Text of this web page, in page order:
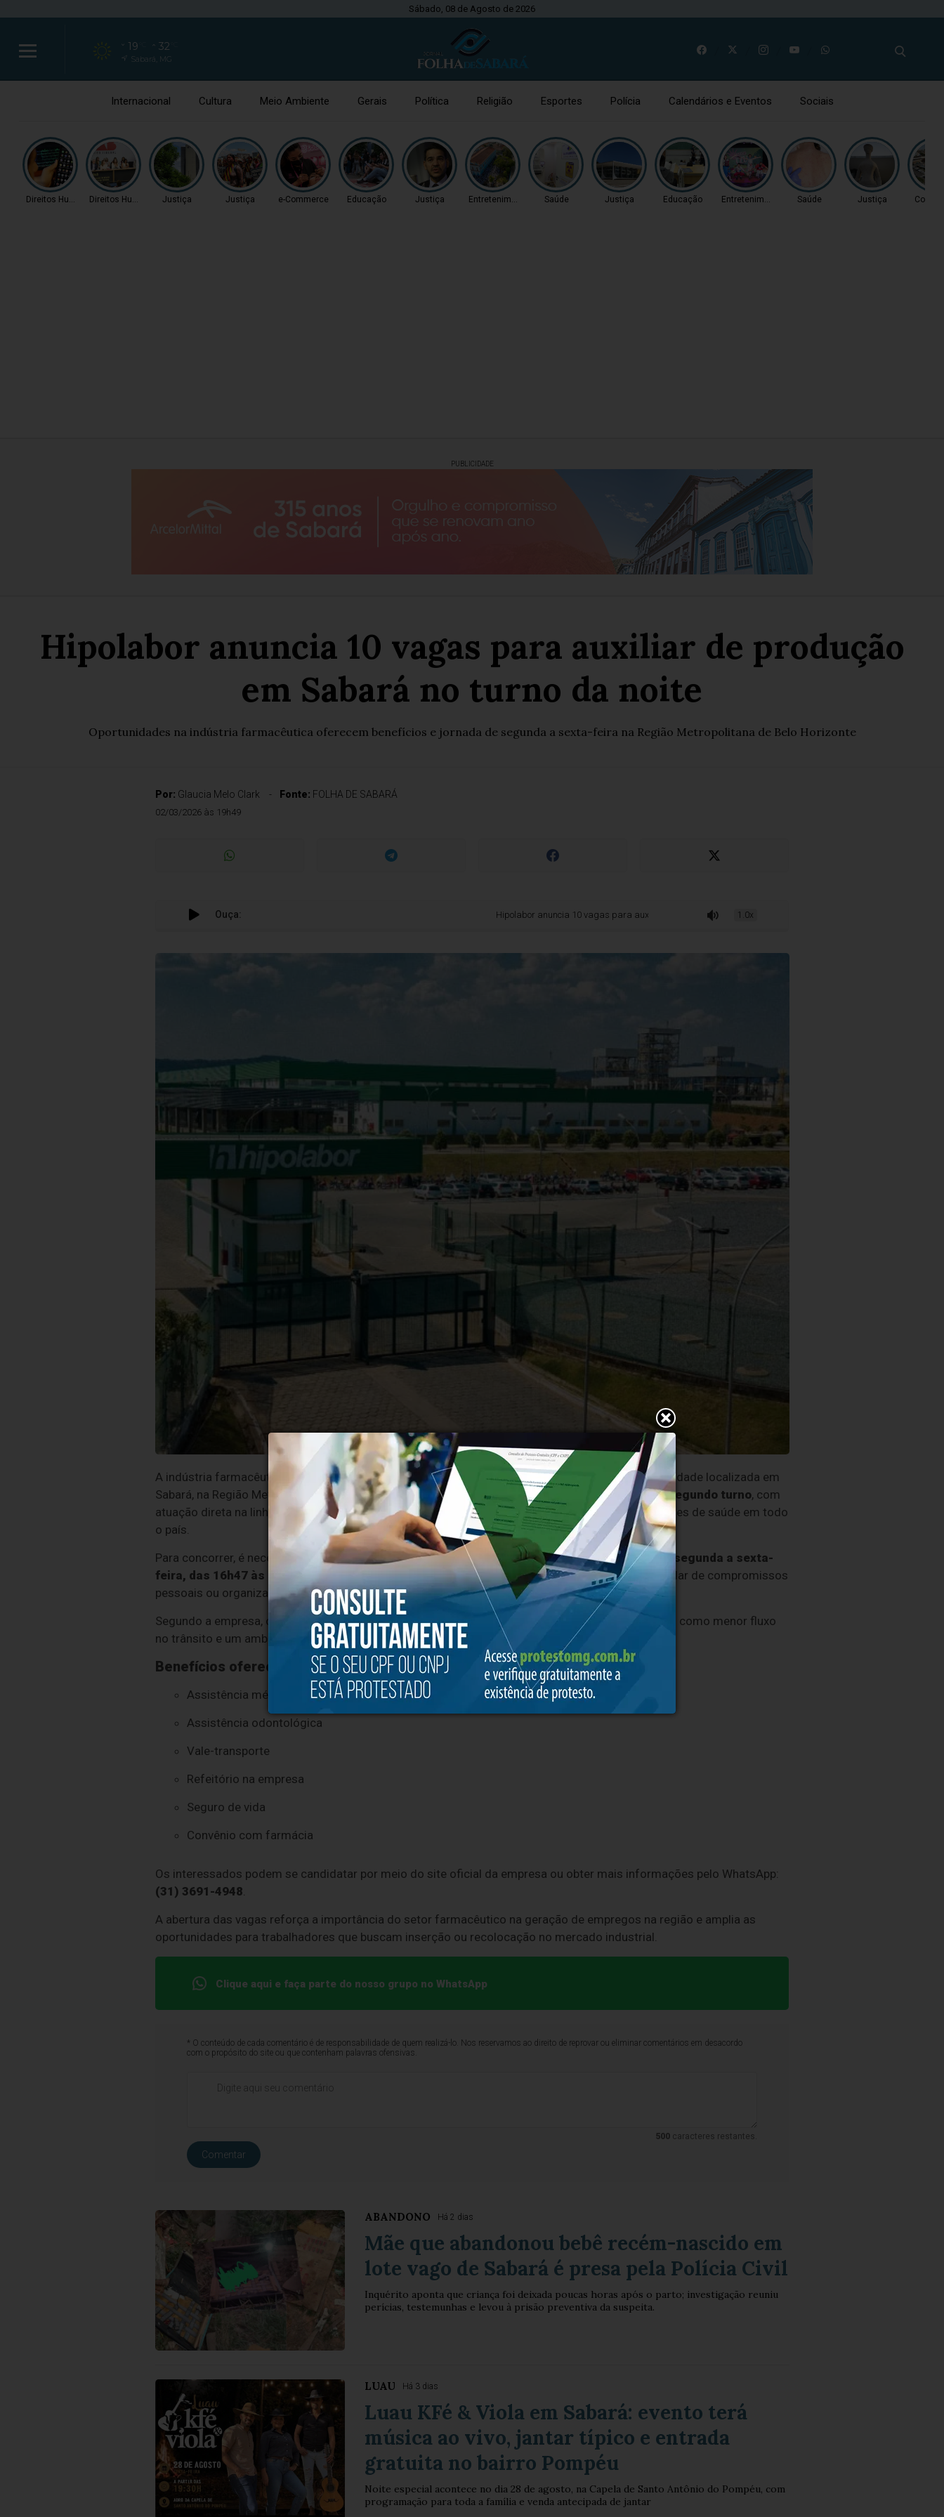
Sábado, 08 de Agosto de 2026
19 32
Sabará, MG
Internacional Cultura Meio Ambiente Gerais Política Religião Esportes Polícia Calendários e Eventos Sociais
Direitos HumanosDireitos Humanos Justiça Justiça e-Commerce Educação Justiça Entretenimento Saúde Justiça Educação Entretenimento Saúde Justiça Coluna
PUBLICIDADE
Hipolabor anuncia 10 vagas para auxiliar de produção
em Sabará no turno da noite
Oportunidades na indústria farmacêutica oferecem benefícios e jornada de segunda a sexta-feira na Região Metropolitana de Belo Horizonte
Por: Glaucia Melo Clark Fonte: FOLHA DE SABARÁ
02/03/2026 às 19h49
Ouça: Hipolabor anuncia 10 vagas para auxiliar de produção em Sabará no turno da noite
1.0x
A indústria farmacêutica Hipolabor está com 10 vagas abertas para auxiliar de produçãona unidade localizada em
Sabará, na Região Metropolitana de Belo Horizonte (RMBH). As oportunidades são destinadas aosegundo turno, com
atuação direta na linha de fabricação de medicamentos injetáveis utilizados em hospitais e unidades de saúde em todo
o país.
Para concorrer, é necessário terensino fundamental completo. A jornada de trabalho ocorre desegunda a sexta-
feira, das 16h47 às 1h55
, permitindo que o colaborador tenha as manhãs livres para estudar, cuidar de compromissos
pessoais ou organizar a rotina. Os fins de semana são livres.
Segundo a empresa, o turno noturno também pode garantir
adicional noturno
, além de vantagens como menor fluxo
no trânsito e um ambiente de trabalho mais concentrado.
Benefícios oferecidos:
Assistência médica
Assistência odontológica
Vale-transporte
Refeitório na empresa
Seguro de vida
Convênio com farmácia
Os interessados podem se candidatar por meio do site oficial da empresa ou obter mais informações pelo WhatsApp:
(31) 3691-4948.
A abertura das vagas reforça a importância do setor farmacêutico na geração de empregos na região e amplia as
oportunidades para trabalhadores que buscam inserção ou recolocação no mercado industrial.
Clique aqui e faça parte do nosso grupo no WhatsApp
* O conteúdo de cada comentário é de responsabilidade de quem realizá-lo. Nos reservamos ao direito de reprovar ou eliminar comentários em desacordo
com o propósito do site ou que contenham palavras ofensivas.
500 caracteres restantes.
Comentar
ABANDONO Há 2 dias
Mãe que abandonou bebê recém-nascido em
lote vago de Sabará é presa pela Polícia Civil
Inquérito aponta que criança foi deixada poucas horas após o parto; investigação reuniu
perícias, testemunhas e levou à prisão preventiva da suspeita.
LUAU Há 3 dias
Luau KFé & Viola em Sabará: evento terá
música ao vivo, jantar típico e entrada
gratuita no bairro Pompéu
Noite especial acontece no dia 28 de agosto, na Capela de Santo Antônio do Pompéu, com
programação para toda a família e venda antecipada de jantar